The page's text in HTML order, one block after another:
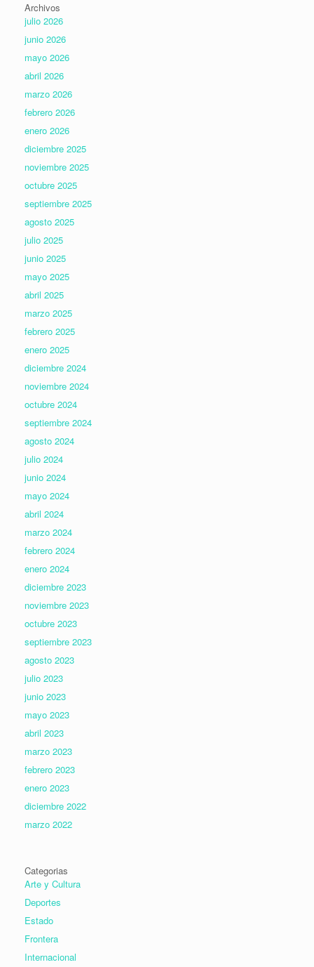
Archivos
julio 2026
junio 2026
mayo 2026
abril 2026
marzo 2026
febrero 2026
enero 2026
diciembre 2025
noviembre 2025
octubre 2025
septiembre 2025
agosto 2025
julio 2025
junio 2025
mayo 2025
abril 2025
marzo 2025
febrero 2025
enero 2025
diciembre 2024
noviembre 2024
octubre 2024
septiembre 2024
agosto 2024
julio 2024
junio 2024
mayo 2024
abril 2024
marzo 2024
febrero 2024
enero 2024
diciembre 2023
noviembre 2023
octubre 2023
septiembre 2023
agosto 2023
julio 2023
junio 2023
mayo 2023
abril 2023
marzo 2023
febrero 2023
enero 2023
diciembre 2022
marzo 2022
Categorias
Arte y Cultura
Deportes
Estado
Frontera
Internacional